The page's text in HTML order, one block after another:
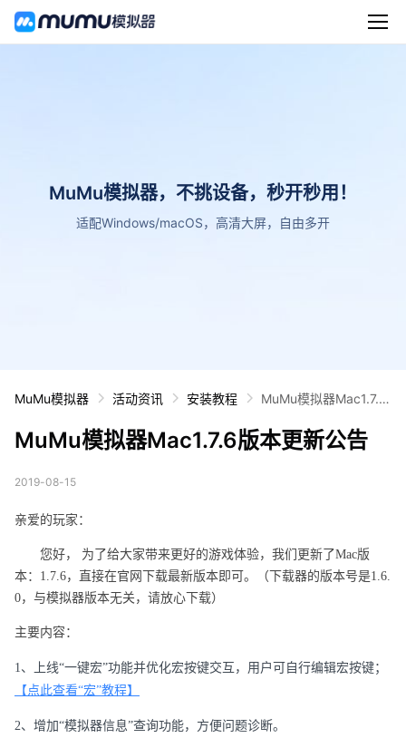
MuMu模拟器，不挑设备，秒开秒用！
适配Windows/macOS，高清大屏，自由多开
MuMu模拟器 活动资讯 安装教程
MuMu模拟器Mac1.7.6
MuMu模拟器Mac1.7.6版本更新公告
2019-08-15
亲爱的玩家：
您好， 为了给大家带来更好的游戏体验，我们更新了Mac版
本：1.7.6，直接在官网下载最新版本即可。（下载器的版本号是1.6.
0，与模拟器版本无关，请放心下载）
主要内容：
1、上线“一键宏”功能并优化宏按键交互 ，用户可自行编辑宏按键；
【点此查看“宏”教程】
2、增加“模拟器信息”查询功能，方便问题诊断。